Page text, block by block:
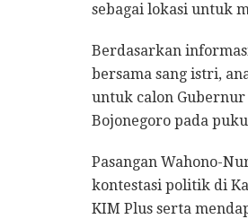
sebagai lokasi untuk
Berdasarkan
bersama sang istri,
untuk calon
Bojonegoro pada
Pasangan Wahono-
kontestasi politik di
KIM Plus serta